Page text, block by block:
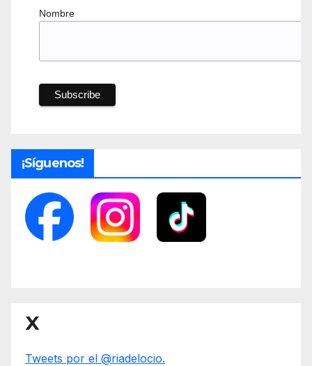
Nombre
¡Síguenos!
X
Tweets por el @riadelocio.